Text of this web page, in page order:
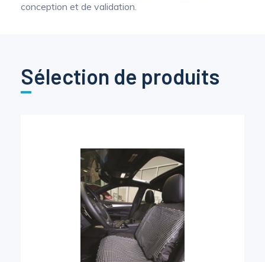
conception et de validation.
Sélection de produits